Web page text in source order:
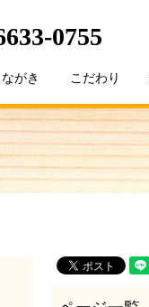
0755
がき こだわり